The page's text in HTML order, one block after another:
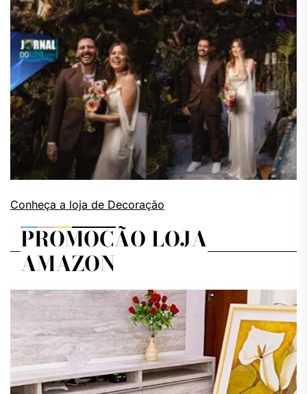
Conheça a loja de Decoração
PROMOÇÃO LOJA
AMAZON